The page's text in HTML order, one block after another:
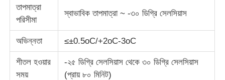
মান নিয়ন্ত্রণ
আমাদের সাথে যোগাযোগ করুন
তাপমাত্রা
পরিসীমা
স্বাভাবিক তাপমাত্রা ~ -৩০ ডিগ্রি সেলসিয়াস
অভিন্নতা ≤±0.5oC/+2oC-3oC
শীতল হওয়ার
সময়
-২৫ ডিগ্রি সেলসিয়াস থেকে ৩০ ডিগ্রি সেলসিয়াস
(প্রায় ৮০ মিনিট)